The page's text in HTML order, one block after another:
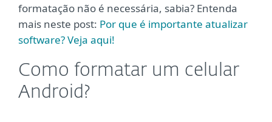
formatação não é necessária, sabia? Entenda
mais neste post: Por que é importante atualizar
software? Veja aqui!
Como formatar um celular
Android?